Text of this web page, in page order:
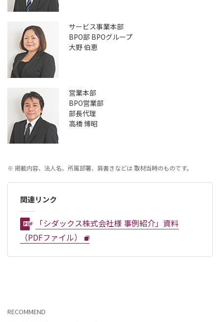
サービス事業本部
BPO部 BPOグループ
大野 伯恵
営業本部
BPO営業部
部長代理
高橋 博昭
※ 掲載内容、法人名、所属部署、肩書きなどは 取材当時のものです。
関連リンク
「シダックス株式会社様 事例紹介」資料
（PDFファイル）
RECOMMEND